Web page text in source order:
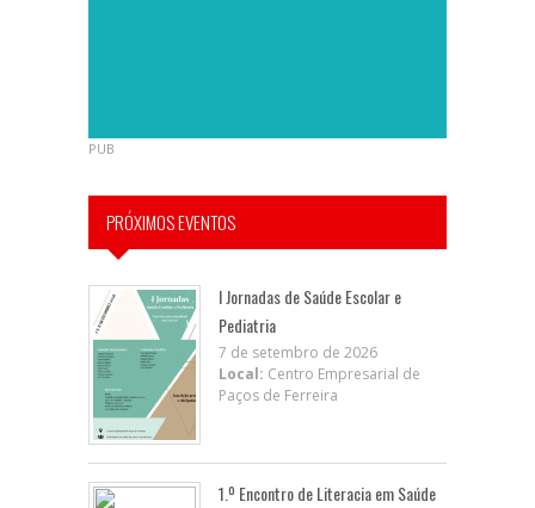
PUB
PRÓXIMOS EVENTOS
I Jornadas de Saúde Escolar e
Pediatria
7 de setembro de 2026
Local: Centro Empresarial de
Paços de Ferreira
1.º Encontro de Literacia em Saúde